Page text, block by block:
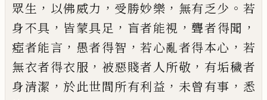
眾生 ， 以佛威力 ， 受勝妙樂 ， 無有乏少 。 若
身不具 ， 皆蒙具足 ， 盲者能視 ，聾者得聞 ，
瘂者能言 ， 愚者得智 ，若心亂者得本心 ， 若
無衣者得衣服 ， 被惡賤者人所敬 ， 有垢穢者
身清潔 ， 於此世間所有利益 ， 未曾有事 ， 悉